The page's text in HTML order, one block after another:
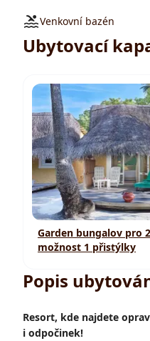
Venkovní bazén
Ubytovací
Garden bungalov pro
možnost 1 přistýlky
Popis
Resort, kde najdete
i odpočinek!